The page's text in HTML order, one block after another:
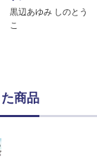
黒辺あゆみ しのとう
こ
商品